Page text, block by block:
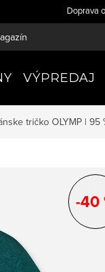
Doprava
VÝPREDAJ
tričko OLYMP | 95
-40